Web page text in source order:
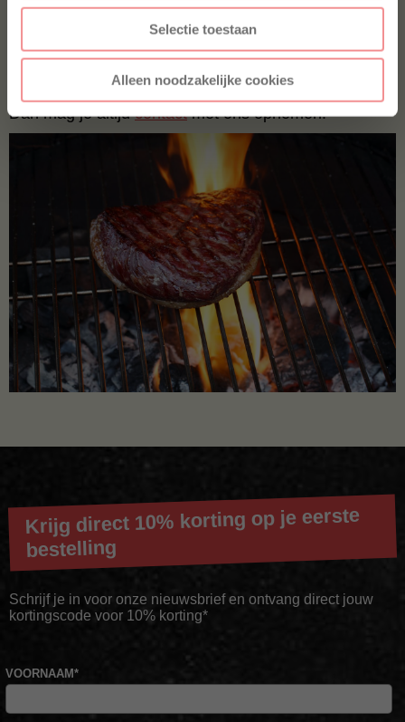
Selectie toestaan
Alleen noodzakelijke cookies
Meer weten?
Kijk dan eerst even of je vraag wordt beantwoord bij
veelgestelde vragen
Staat jouw vraag over bbq
vlees of een vleespakket op de bbq daar niet tussen?
Dan mag je altijdcontactmet ons opnemen!
Krijg direct 10% korting op je eerste
bestelling
Schrijf je in voor onze nieuwsbrief en ontvang direct jouw
kortingscode voor 10% korting*
VOORNAAM*